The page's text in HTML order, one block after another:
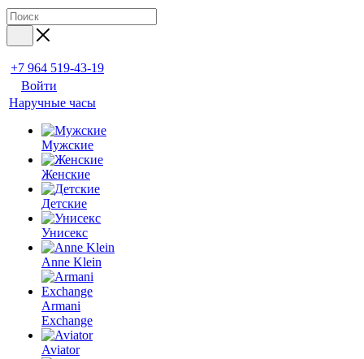
+7 964 519-43-19
Войти
Наручные часы
Мужские
Женские
Детские
Унисекс
Anne Klein
Armani
Exchange
Aviator